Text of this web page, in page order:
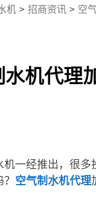
机 > 招商资讯 > 空
机代理
机一经推出，很
空气制水机代理